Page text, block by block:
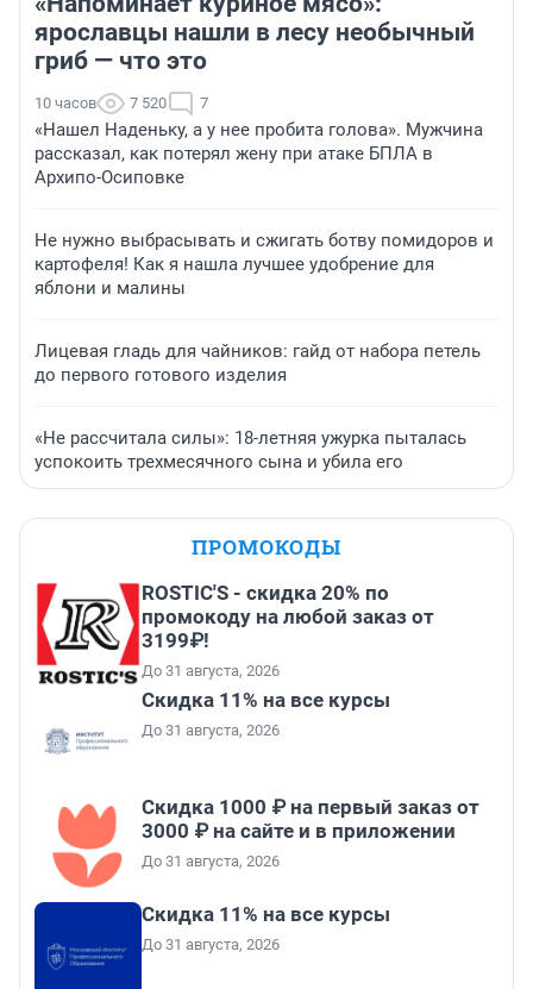
ярославцы нашли в лесу необычный
гриб — что это
10 часов 7 520 7
«Нашел Наденьку, а у нее пробита голова». Мужчина
рассказал, как потерял жену при атаке БПЛА в
Архипо-Осиповке
Не нужно выбрасывать и сжигать ботву помидоров и
картофеля! Как я нашла лучшее удобрение для
яблони и малины
Лицевая гладь для чайников: гайд от набора петель
до первого готового изделия
«Не рассчитала силы»: 18-летняя ужурка пыталась
успокоить трехмесячного сына и убила его
ПРОМОКОДЫ
ROSTIC'S - скидка 20% по
промокоду на любой заказ от
3199₽!
До 31 августа, 2026
Скидка 11% на все курсы
До 31 августа, 2026
Скидка 1000 ₽ на первый заказ от
3000 ₽ на сайте и в приложении
До 31 августа, 2026
Скидка 11% на все курсы
До 31 августа, 2026